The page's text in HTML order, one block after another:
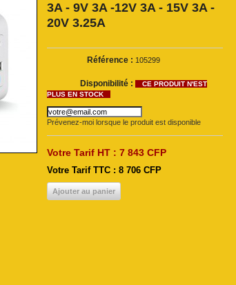
3A - 9V 3A -12V 3A - 15V 3A -
20V 3.25A
Référence : 105299
Disponibilité :
CE PRODUIT N'EST
PLUS EN STOCK
Prévenez-moi lorsque le produit est disponible
Votre Tarif HT : 7 843 CFP
Votre Tarif TTC : 8 706 CFP
Ajouter au panier